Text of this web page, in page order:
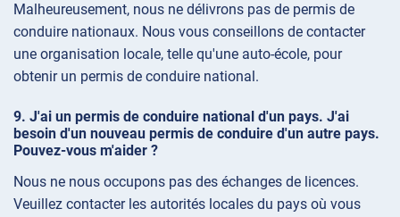
Malheureusement, nous ne délivrons pas de permis de
conduire nationaux. Nous vous conseillons de contacter
une organisation locale, telle qu'une auto-école, pour
obtenir un permis de conduire national.
J'ai un permis de conduire national d'un pays. J'ai
besoin d'un nouveau permis de conduire d'un autre pays.
Pouvez-vous m'aider ?
Nous ne nous occupons pas des échanges de licences.
Veuillez contacter les autorités locales du pays où vous